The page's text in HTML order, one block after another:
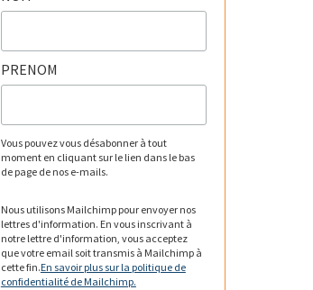
PRENOM
Vous pouvez vous désabonner à tout
moment en cliquant sur le lien dans le bas
de page de nos e-mails.
Nous utilisons Mailchimp pour envoyer nos
lettres d'information. En vous inscrivant à
notre lettre d'information, vous acceptez
que votre email soit transmis à Mailchimp à
cette fin.En savoir plus sur la politique de
confidentialité de Mailchimp.